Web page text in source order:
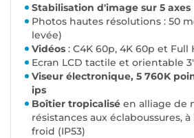
Stabilisation d'image sur 5 axes
Photos hautes résolutions : 50
levée)
Vidéos : C4K 60p, 4K 60p et Full
Ecran LCD tactile et orientable
Viseur électronique, 5 760K
ips
Boîtier tropicalisé en alliage de
résistances aux éclaboussures,
froid (IP53)